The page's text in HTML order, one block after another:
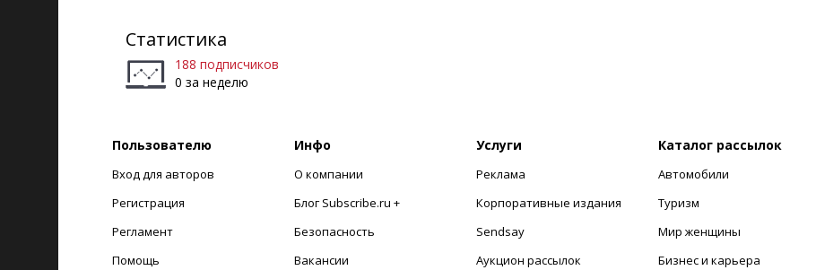
Статистика
188 подписчиков
0 за неделю
Пользователю
Вход для авторов
Регистрация
Регламент
Помощь
Инфо
О компании
Блог Subscribe.ru +
Безопасность
Вакансии
Услуги
Реклама
Корпоративные издания
Sendsay
Аукцион рассылок
Каталог рассылок
Автомобили
Туризм
Мир женщины
Бизнес и карьера